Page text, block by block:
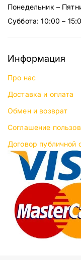
Понедельник –
Суббота: 10:00 –
Информация
Про нас
Доставка и оплата
Обмен и возврат
Соглашение
Договор публичной